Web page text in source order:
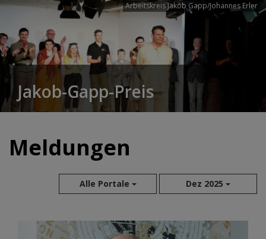
Arbeitskreis Jakob Gapp/Johannes Erler
Jakob-Gapp-Preis
Meldungen
Alle Portale Dez 2025
Aug 2026